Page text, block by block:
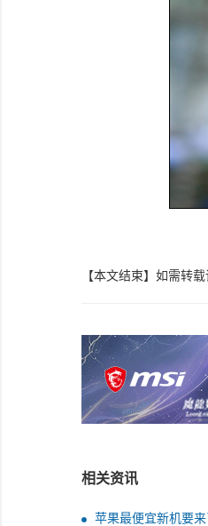
【本文结束】如需转
相关资讯
苹果最便宜新机要